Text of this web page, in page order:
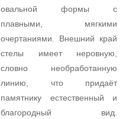
овальной формы с
плавными, мягкими
очертаниями. Внешний край
стелы имеет неровную,
словно необработанную
линию, что придаёт
памятнику естественный и
благородный вид.